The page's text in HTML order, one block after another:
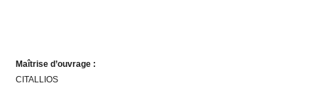
Maîtrise d’ouvrage :
CITALLIOS